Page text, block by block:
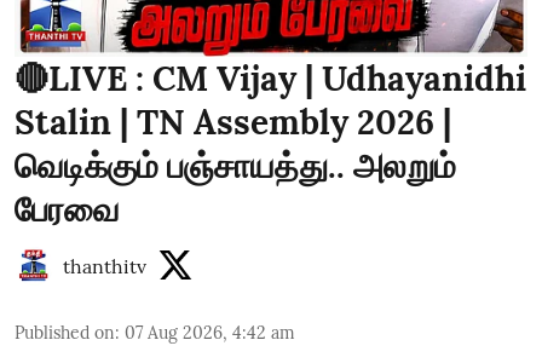
🔴LIVE : CM Vijay | Udhayanidhi
Stalin | TN Assembly 2026 |
வெடிக்கும் பஞ்சாயத்து.. அலறும்
பேரவை
thanthitv
Published on: 07 Aug 2026, 4:42 am